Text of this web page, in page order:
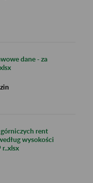
dane - za
rent
wysokości